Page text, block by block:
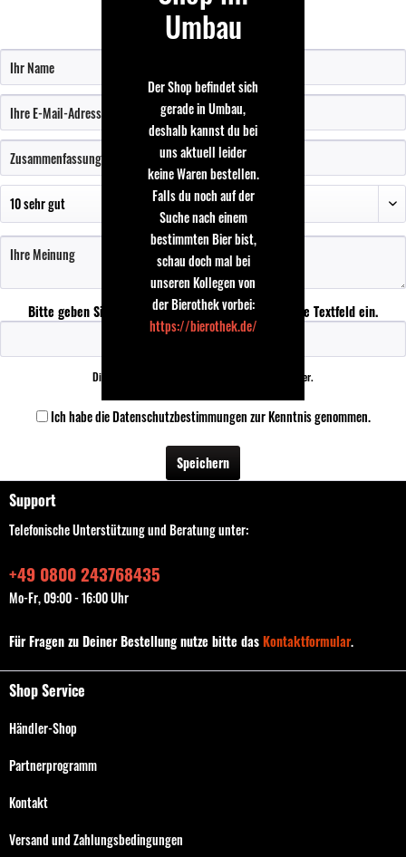
Bewertung schreiben
Bitte geben Sie die Zeichenfolge in das nachfolgende Textfeld ein.
Die mit einem * markierten Felder sind Pflichtfelder.
Ich habe dieDatenschutzbestimmungenzur Kenntnis genommen.
Speichern
Support
Telefonische Unterstützung und Beratung unter:
+49 0800 243768435
Mo-Fr, 09:00 - 16:00 Uhr
Für Fragen zu Deiner Bestellung nutze bitte dasKontaktformular.
Shop Service
Händler-Shop
Partnerprogramm
Kontakt
Versand und Zahlungsbedingungen
Umbau
Der Shop befindet sich
gerade in Umbau,
deshalb kannst du bei
uns aktuell leider
keine Waren bestellen.
Falls du noch auf der
Suche nach einem
bestimmten Bier bist,
schau doch mal bei
unseren Kollegen von
der Bierothek vorbei:
https://bierothek.de/